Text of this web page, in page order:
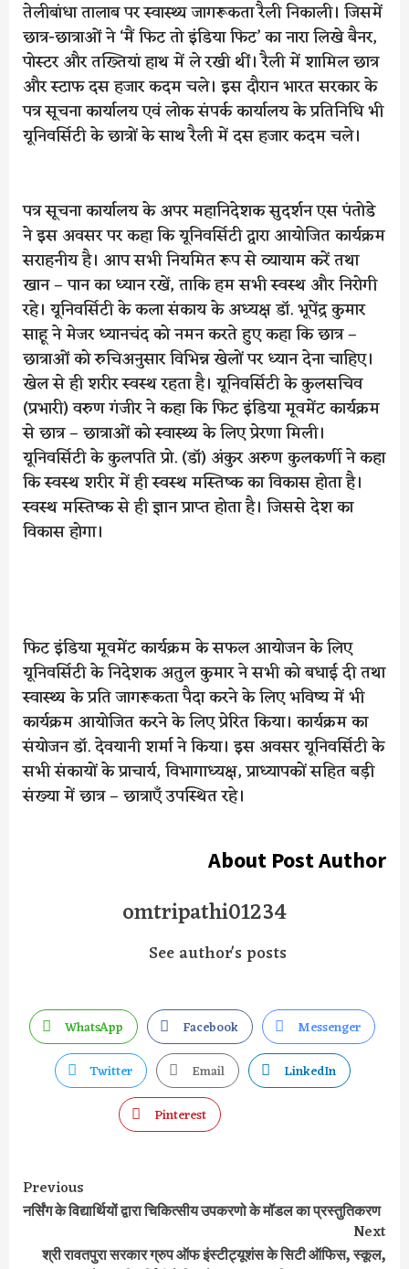
तेलीबांधा तालाब पर स्वास्थ्य जागरूकता रैली निकाली। जिसमें
छात्र-छात्राओं ने ‘मैं फिट तो इंडिया फिट’ का नारा लिखे बैनर,
पोस्टर और तख्तियां हाथ में ले रखी थीं। रैली में शामिल छात्र
और स्टाफ दस हजार कदम चले। इस दौरान भारत सरकार के
पत्र सूचना कार्यालय एवं लोक संपर्क कार्यालय के प्रतिनिधि भी
यूनिवर्सिटी के छात्रों के साथ रैली में दस हजार कदम चले।
पत्र सूचना कार्यालय के अपर महानिदेशक सुदर्शन एस पंतोडे
ने इस अवसर पर कहा कि यूनिवर्सिटी द्वारा आयोजित कार्यक्रम
सराहनीय है। आप सभी नियमित रूप से व्यायाम करें तथा
खान – पान का ध्यान रखें, ताकि हम सभी स्वस्थ और निरोगी
रहे। यूनिवर्सिटी के कला संकाय के अध्यक्ष डॉ. भूपेंद्र कुमार
साहू ने मेजर ध्यानचंद को नमन करते हुए कहा कि छात्र –
छात्राओं को रुचिअनुसार विभिन्न खेलों पर ध्यान देना चाहिए।
खेल से ही शरीर स्वस्थ रहता है। यूनिवर्सिटी के कुलसचिव
(प्रभारी) वरुण गंजीर ने कहा कि फिट इंडिया मूवमेंट कार्यक्रम
से छात्र – छात्राओं को स्वास्थ्य के लिए प्रेरणा मिली।
यूनिवर्सिटी के कुलपति प्रो. (डॉ) अंकुर अरुण कुलकर्णी ने कहा
कि स्वस्थ शरीर में ही स्वस्थ मस्तिष्क का विकास होता है।
स्वस्थ मस्तिष्क से ही ज्ञान प्राप्त होता है। जिससे देश का
विकास होगा।
फिट इंडिया मूवमेंट कार्यक्रम के सफल आयोजन के लिए
यूनिवर्सिटी के निदेशक अतुल कुमार ने सभी को बधाई दी तथा
स्वास्थ्य के प्रति जागरूकता पैदा करने के लिए भविष्य में भी
कार्यक्रम आयोजित करने के लिए प्रेरित किया। कार्यक्रम का
संयोजन डॉ. देवयानी शर्मा ने किया। इस अवसर यूनिवर्सिटी के
सभी संकायों के प्राचार्य, विभागाध्यक्ष, प्राध्यापकों सहित बड़ी
संख्या में छात्र – छात्राएँ उपस्थित रहे।
About Post Author
omtripathi01234
See author's posts
WhatsApp Facebook
Messenger
Twitter
Email
LinkedIn
Pinterest
Continue
Previous
नर्सिंग के विद्यार्थियों द्वारा चिकित्सीय उपकरणो के मॉडल का प्रस्तुतिकरण
Next
श्री रावतपुरा सरकार ग्रुप ऑफ इंस्टीट्यूशंस के सिटी ऑफिस, स्कूल,